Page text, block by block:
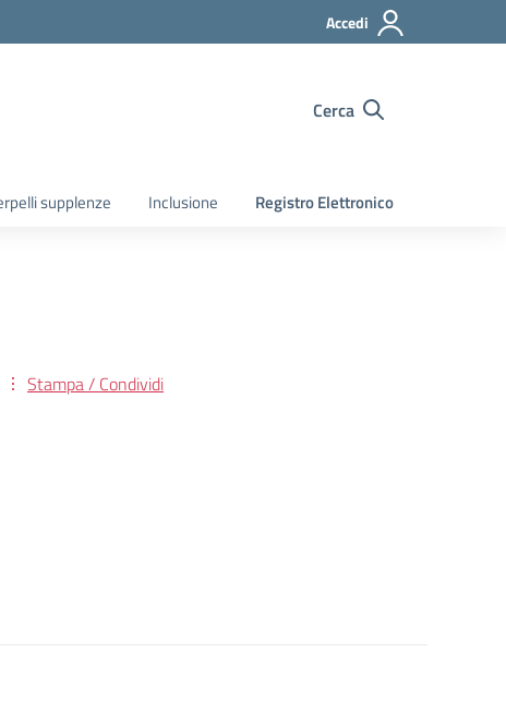
Accedi
Cerca
supplenze Inclusione Registro Elettronico
Stampa / Condividi